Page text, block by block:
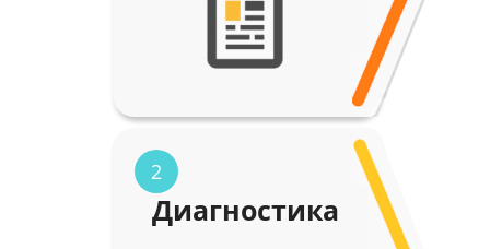
2
Диагностика